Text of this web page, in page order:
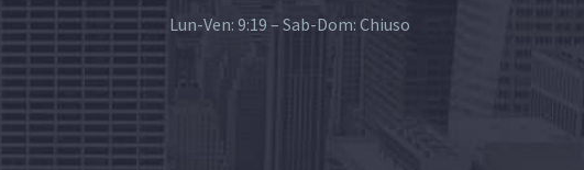
Lun-Ven: 9:19 – Sab-Dom: Chiuso